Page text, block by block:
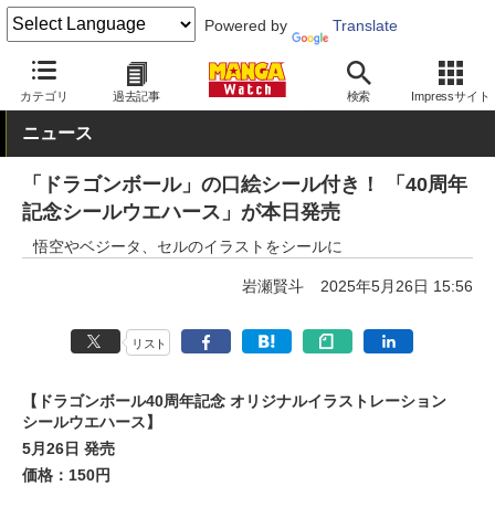
Powered by Translate
カテゴリ 過去記事 検索 Impressサイト
MANGA Watch 少年 ドラゴンボール
ニュース
「ドラゴンボール」の口絵シール付き！ 「40周年
記念シールウエハース」が本日発売
悟空やベジータ、セルのイラストをシールに
岩瀬賢斗 2025年5月26日 15:56
リスト
【ドラゴンボール40周年記念 オリジナルイラストレーション
シールウエハース】
5月26日 発売
価格：150円